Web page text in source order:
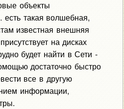
объекты
такая волшебная,
известная внешняя
на дисках
будет найти в Сети -
достаточно быстро
все в другую
информации,